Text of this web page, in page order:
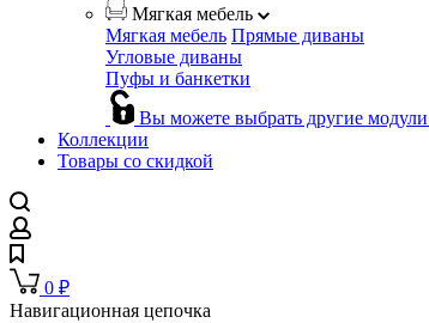
Мягкая мебель
Мягкая мебель Прямые диваны
Угловые диваны
Пуфы и банкетки
Вы можете выбрать другие
Коллекции
Товары со скидкой
0 ₽
Навигационная цепочка